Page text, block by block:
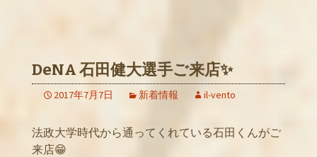
DeNA 石田健大選手ご来店✨
2017年7月7日 新着情報 il-vento
法政大学時代から通ってくれている石田くんがご
来店😁